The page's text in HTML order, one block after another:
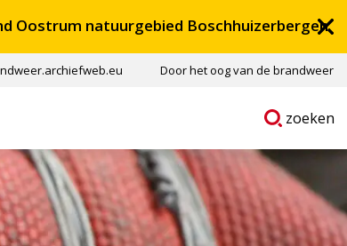
Oostrum natuurgebied Boschhuizerbergen
Door het oog van de brandweer
Ga
zoeken